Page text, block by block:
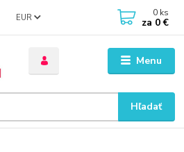
Menu
EUR
Hľadať
0 ks
za 0 €